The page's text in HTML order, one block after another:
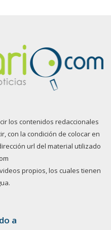
los contenidos redaccionales
con la condición de colocar en
url del material utilizado
propios, los cuales tienen
a